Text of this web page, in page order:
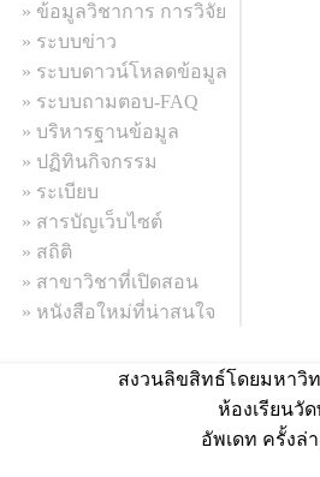
» ข้อมูลวิชาการ การวิจัย
» ระบบข่าว
» ระบบดาวน์โหลดข้อมูล
» ระบบถามตอบ-FAQ
» บริหารฐานข้อมูล
» ปฏิทินกิจกรรม
» ระเบียบ
» สารบัญเว็บไซต์
» สถิติ
» สาขาวิชาที่เปิดสอน
» หนังสือใหม่ที่น่าสนใจ
สงวนลิขสิทธ์โดยมหาวิ
ห้องเรียนวั
อัพเดท ครั้งล่